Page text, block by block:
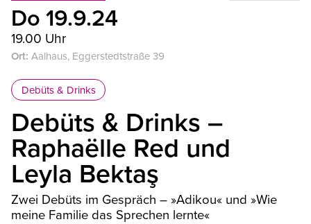
Do 19.9.24
19.00 Uhr
Ort: Aalhaus, Eggerstedtstraße 39
Debüts & Drinks
Debüts & Drinks –
Raphaëlle Red und
Leyla Bektaş
Zwei Debüts im Gespräch – »Adikou« und »Wie
meine Familie das Sprechen lernte«